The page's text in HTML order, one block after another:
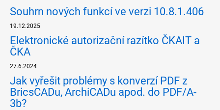
Souhrn nových funkcí ve verzi 10.8.1.406
19.12.2025
Elektronické autorizační razítko ČKAIT a
ČKA
27.6.2024
Jak vyřešit problémy s konverzí PDF z
BricsCADu, ArchiCADu apod. do PDF/A-
3b?